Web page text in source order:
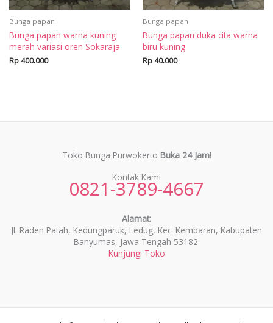
Bunga papan
Bunga papan warna kuning
merah variasi oren Sokaraja
Rp 400.000
Bunga papan
Bunga papan duka cita warna
biru kuning
Rp 40.000
Toko Bunga Purwokerto Buka 24 Jam!
Kontak Kami
0821-3789-4667
Alamat:
Jl. Raden Patah, Kedungparuk, Ledug, Kec. Kembaran, Kabupaten
Banyumas, Jawa Tengah 53182.
Kunjungi Toko